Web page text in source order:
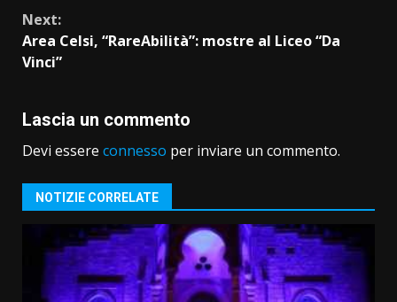
Next:
Area Celsi, “RareAbilità”: mostre al Liceo “Da
Vinci”
Lascia un commento
Devi essere connesso per inviare un commento.
NOTIZIE CORRELATE